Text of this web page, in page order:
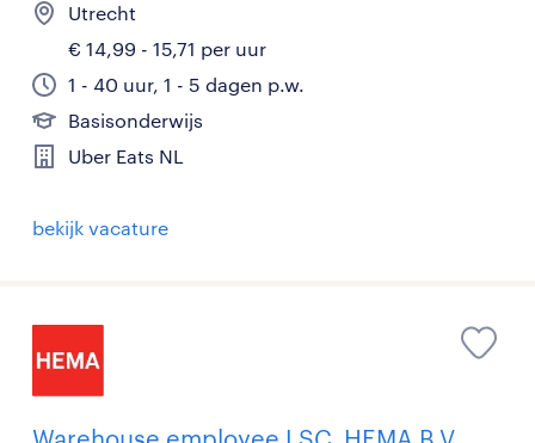
Utrecht
€ 14,99 - 15,71 per uur
1 - 40 uur, 1 - 5 dagen p.w.
Basisonderwijs
Uber Eats NL
bekijk vacature